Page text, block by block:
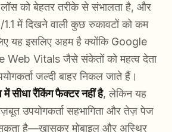
को बेहतर तरीके से संभालता है, और
में दिखने वाली कुछ रुकावटों को कम
यह इसलिए अहम है क्योंकि Google
Vitals जैसे संकेतों को महत्व देता
जल्दी बाहर निकल जाते हैं।
रैंकिंग फैक्टर नहीं है, लेकिन यह
उपयोगकर्ता सहभागिता और तेज़ पेज
है—खासकर मोबाइल और अस्थिर